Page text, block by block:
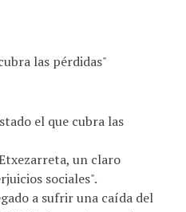
las pérdidas"
el que cubra las
un claro
sociales".
a sufrir una caída del